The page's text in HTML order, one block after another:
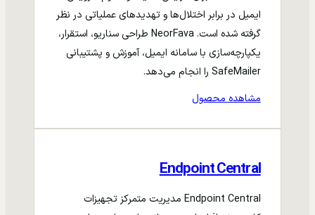
ایمیل در برابر اختلال‌ها و تهدیدهای عملیاتی در نظر
گرفته شده است. NeorFava طراحی سناریو، استقرار،
یکپارچه‌سازی با سامانه ایمیل، آموزش و پشتیبانی
SafeMailer را انجام می‌دهد.
مشاهده محصول
Endpoint Central
Endpoint Central مدیریت متمرکز تجهیزات